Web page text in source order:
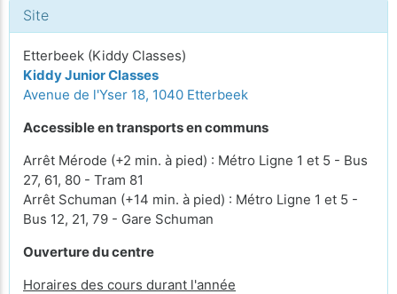
Site
Etterbeek (Kiddy Classes)
Kiddy Junior Classes
Avenue de l'Yser 18, 1040 Etterbeek
Accessible en transports en communs
Arrêt Mérode (+2 min. à pied) : Métro Ligne 1 et 5 - Bus
27, 61, 80 - Tram 81
Arrêt Schuman (+14 min. à pied) : Métro Ligne 1 et 5 -
Bus 12, 21, 79 - Gare Schuman
Ouverture du centre
Horaires des cours durant l'année